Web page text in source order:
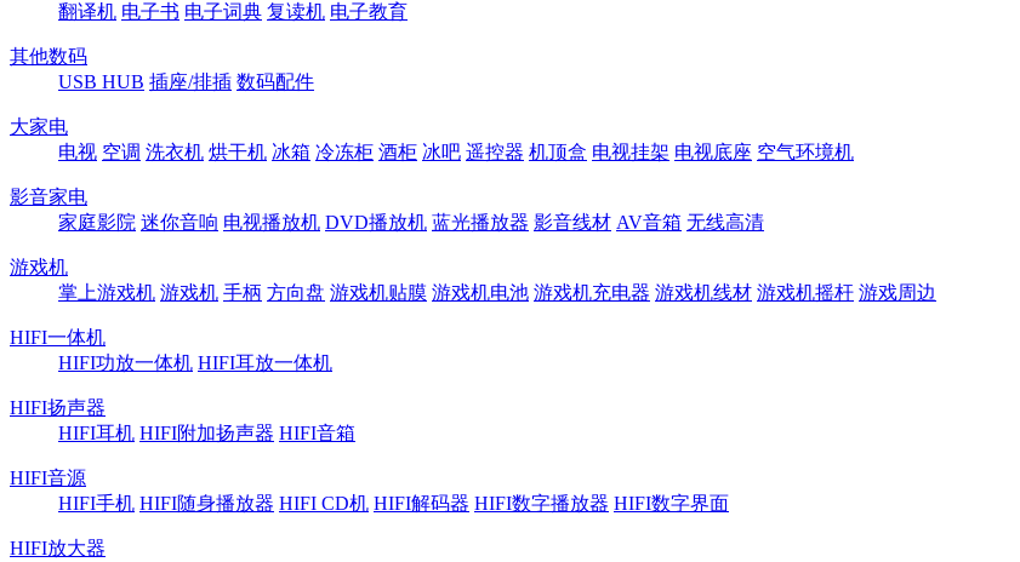
翻译机 电子书 电子词典 复读机 电子教育
其他数码
USB HUB 插座/排插 数码配件
大家电
电视 空调 洗衣机 烘干机 冰箱 冷冻柜 酒柜 冰吧 遥控器 机顶盒 电视挂架 电视底座 空气环境机
影音家电
家庭影院 迷你音响 电视播放机 DVD播放机 蓝光播放器 影音线材 AV音箱 无线高清
游戏机
掌上游戏机 游戏机 手柄 方向盘 游戏机贴膜 游戏机电池 游戏机充电器 游戏机线材 游戏机摇杆 游戏周边
HIFI一体机
HIFI功放一体机 HIFI耳放一体机
HIFI扬声器
HIFI耳机 HIFI附加扬声器 HIFI音箱
HIFI音源
HIFI手机 HIFI随身播放器 HIFI CD机 HIFI解码器 HIFI数字播放器 HIFI数字界面
HIFI放大器